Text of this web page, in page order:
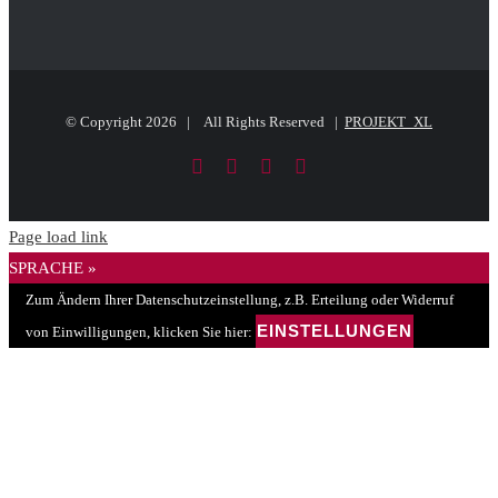
© Copyright 2026 | All Rights Reserved | PROJEKT_XL
FacebookLinkedIn
PayPal
Page load link
SPRACHE »
Zum Ändern Ihrer Datenschutzeinstellung, z.B. Erteilung oder Widerruf
von Einwilligungen, klicken Sie hier: EINSTELLUNGEN